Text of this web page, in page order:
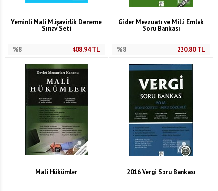
Yeminli Mali Müşavirlik Deneme
Sınav Seti
%8 408,94TL
Gider Mevzuatı ve Milli Emlak
Soru Bankası
%8 220,80TL
Mali Hükümler 2016 Vergi Soru Bankası